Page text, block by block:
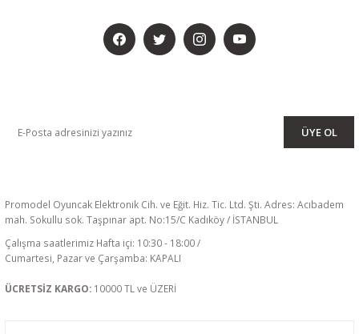
ÜYE OL
Promodel Oyuncak Elektronik Cih. ve Eğit. Hiz. Tic. Ltd. Şti. Adres: Acıbadem
mah. Sokullu sok. Taşpınar apt. No:15/C Kadıköy / İSTANBUL
Çalışma saatlerimiz Hafta içi: 10:30 - 18:00 /
Cumartesi, Pazar ve Çarşamba: KAPALI
ÜCRETSİZ KARGO: 10000 TL ve ÜZERİ